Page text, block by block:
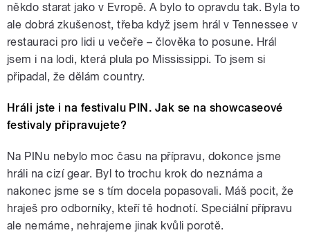
někdo starat jako v Evropě. A bylo to opravdu tak. Byla to
ale dobrá zkušenost, třeba když jsem hrál v Tennessee v
restauraci pro lidi u večeře – člověka to posune. Hrál
jsem i na lodi, která plula po Mississippi. To jsem si
připadal, že dělám country.
Hráli jste i na festivalu PIN. Jak se na showcaseové
festivaly připravujete?
Na PINu nebylo moc času na přípravu, dokonce jsme
hráli na cizí gear. Byl to trochu krok do neznáma a
nakonec jsme se s tím docela popasovali. Máš pocit, že
hraješ pro odborníky, kteří tě hodnotí. Speciální přípravu
ale nemáme, nehrajeme jinak kvůli porotě.